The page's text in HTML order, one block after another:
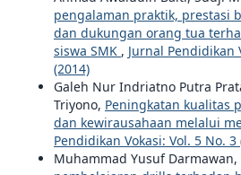
pengalaman praktik, prestasi
dan dukungan orang tua
siswa SMK , Jurnal Pendidikan
(2014)
Galeh Nur Indriatno Putra
Triyono, Peningkatan kualitas
dan kewirausahaan melalui
Pendidikan Vokasi: Vol. 5 No. 3
Muhammad Yusuf Darmawan,